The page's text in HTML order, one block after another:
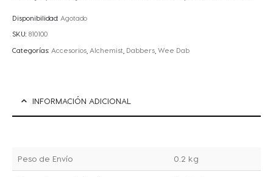
Disponibilidad: Agotado
SKU: 810100
Categorías: Accesorios Alchemist Dabbers Wee Dab
INFORMACIÓN ADICIONAL
Peso de Envío 0.2 kg